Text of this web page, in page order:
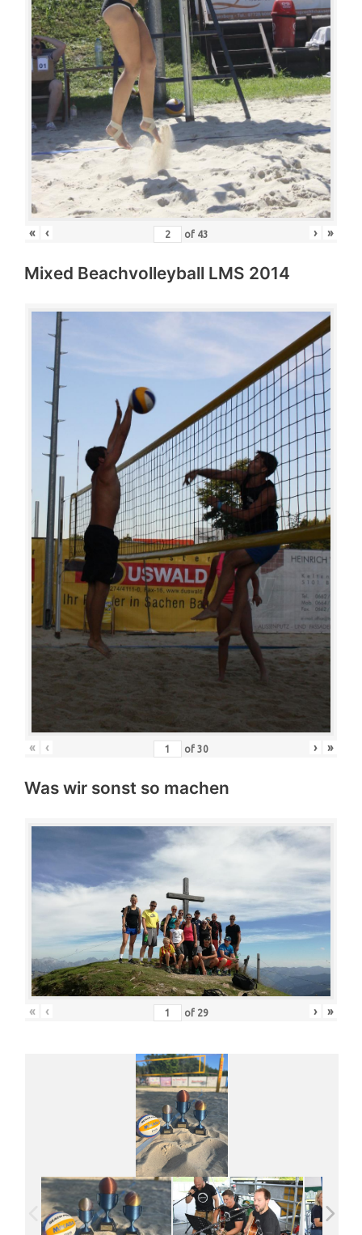
« ‹ of 43 › »
Mixed Beachvolleyball LMS 2014
« ‹ of 30 › »
Was wir sonst so machen
« ‹ of 29 › »